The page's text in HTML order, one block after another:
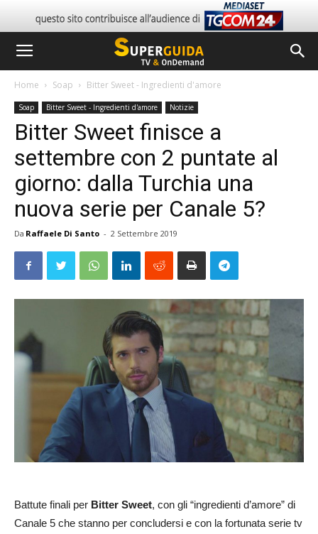
Home Soap Bitter Sweet - Ingredienti d'amore
Soap Bitter Sweet - Ingredienti d'amore Notizie
Bitter Sweet finisce a
settembre con 2 puntate al
giorno: dalla Turchia una
nuova serie per Canale 5?
Da Raffaele Di Santo - 2 Settembre 2019
Battute finali per Bitter Sweet, con gli “ingredienti d’amore” di
Canale 5 che stanno per concludersi e con la fortunata serie tv